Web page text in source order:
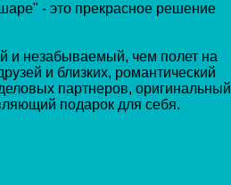
- это прекрасное решение
и незабываемый, чем полет на
и близких, романтический
партнеров, оригинальный
подарок для себя.